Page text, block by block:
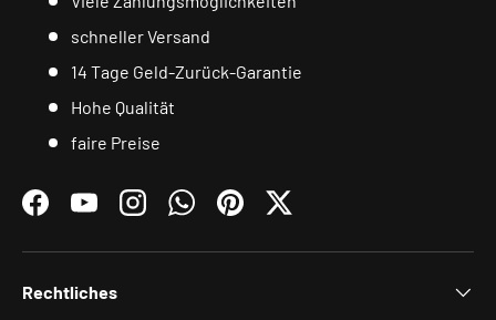
schneller Versand
14 Tage Geld-Zurück-Garantie
Hohe Qualität
faire Preise
FacebookYouTubeInstagramWhatsAppPinterestTwitter
Rechtliches